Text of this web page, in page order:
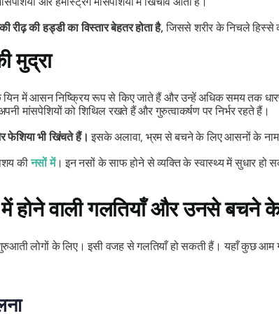
की हड्डी का विस्तार बेहतर होता है,जिससे शरीर के निचले हिस्से
मुद्रा
में आसन निष्क्रिय रूप से किए जाते हैं और उन्हें अधिक समय तक
मांसपेशियों को शिथिल रखते हैं और गुरुत्वाकर्षण पर निर्भर रहते हैं।
फेशिया भी खिंचते हैं।इसके अलावा, भ्रम से बचने के लिए आसनों के
कीनसों में। इन नसों के साफ होने से व्यक्ति के स्वास्थ्य में सुधार हो
में होने वाली गलतियाँ और उनसे बचने
लोगों के लिए। इसी वजह से गलतियाँ हो सकती हैं। यहाँ कुछ आम